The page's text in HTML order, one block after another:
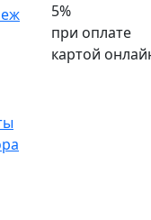
5%
при оплате
картой